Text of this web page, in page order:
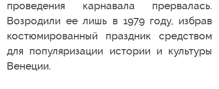
проведения карнавала прервалась.
Возродили ее лишь в 1979 году, избрав
костюмированный праздник средством
для популяризации истории и культуры
Венеции.